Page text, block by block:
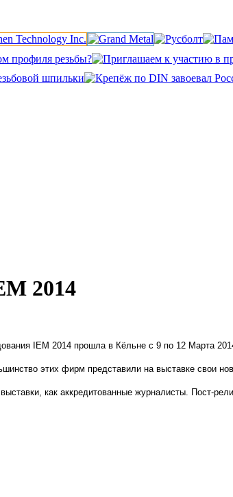
2014
IEM 2014 прошла в Кёльне с 9 по 12 Марта
этих фирм представили на выставке свои
как аккредитованные журналисты. Пост-